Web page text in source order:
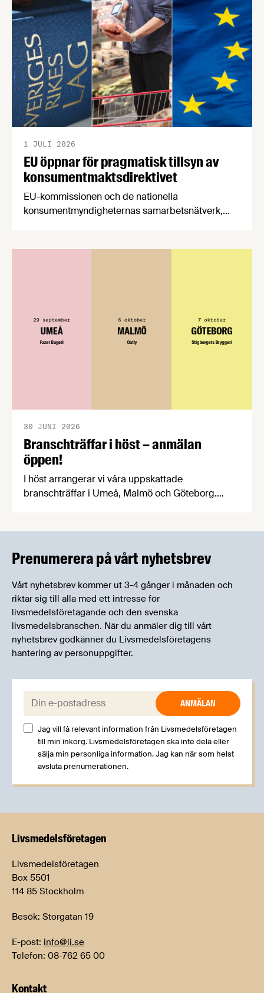
båda syftar till att bana väg för innovationer som
stärker Sveriges livsmedelsförsörjning.
EU öppnar för pragmatisk tillsyn av
konsumentmaktsdirektivet
1 JULI 2026
EU-kommissionen och de nationella
konsumentmyndigheternas samarbetsnätverk,
Branschträffar i höst – anmälan
öppen!
30 JUNI 2026
I höst arrangerar vi våra uppskattade
branschträffar i Umeå, Malmö och Göteborg.
Prenumerera på vårt nyhetsbrev
Vårt nyhetsbrev kommer ut 3-4 gånger i månaden och
riktar sig till alla med ett intresse för
livsmedelsföretagande och den svenska
livsmedelsbranschen. När du anmäler dig till vårt
nyhetsbrev godkänner du Livsmedelsföretagens
hantering av personuppgifter.
E-post:
Jag vill få relevant information från Livsmedelsföretagen
till min inkorg. Livsmedelsföretagen ska inte dela eller
sälja min personliga information. Jag kan när som helst
avsluta prenumerationen.
Livsmedels­företagen
Livsmedelsföretagen
Box 5501
114 85 Stockholm
Besök: Storgatan 19
E-post: info@li.se
Telefon: 08-762 65 00
Kontakt